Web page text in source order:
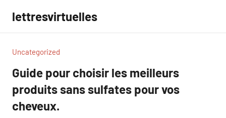
contenu
lettresvirtuelles
Uncategorized
Guide pour choisir les meilleurs
produits sans sulfates pour vos
cheveux.